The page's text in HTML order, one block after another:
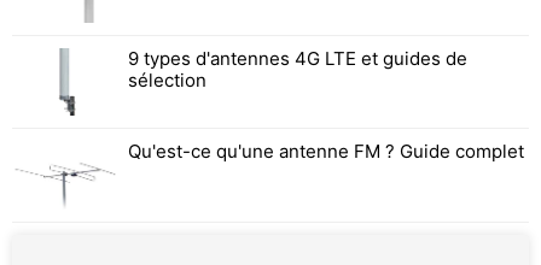
9 types d'antennes 4G LTE et guides de
sélection
Qu'est-ce qu'une antenne FM ? Guide complet